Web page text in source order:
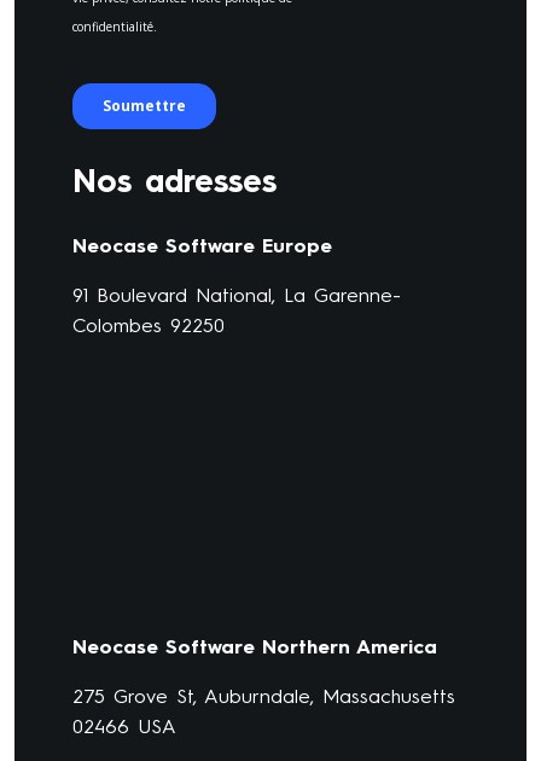
Nos adresses
Neocase Software Europe
91 Boulevard National, La Garenne-
Colombes 92250
Neocase Software Northern America
275 Grove St, Auburndale, Massachusetts
02466 USA